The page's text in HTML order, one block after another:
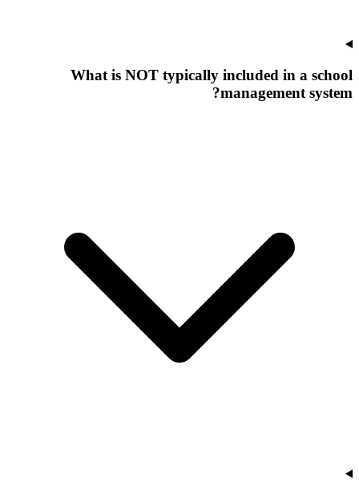
What is NOT typically included in a school
management system?